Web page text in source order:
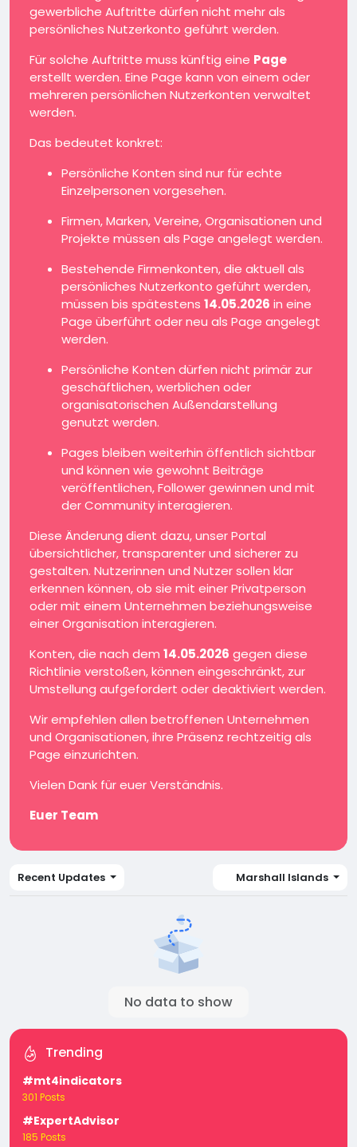
gewerbliche Auftritte dürfen nicht mehr als
persönliches Nutzerkonto geführt werden.
Für solche Auftritte muss künftig eine Page
erstellt werden. Eine Page kann von einem oder
mehreren persönlichen Nutzerkonten verwaltet
werden.
Das bedeutet konkret:
Persönliche Konten sind nur für echte
Einzelpersonen vorgesehen.
Firmen, Marken, Vereine, Organisationen und
Projekte müssen als Page angelegt werden.
Bestehende Firmenkonten, die aktuell als
persönliches Nutzerkonto geführt werden,
müssen bis spätestens 14.05.2026 in eine
Page überführt oder neu als Page angelegt
werden.
Persönliche Konten dürfen nicht primär zur
geschäftlichen, werblichen oder
organisatorischen Außendarstellung
genutzt werden.
Pages bleiben weiterhin öffentlich sichtbar
und können wie gewohnt Beiträge
veröffentlichen, Follower gewinnen und mit
der Community interagieren.
Diese Änderung dient dazu, unser Portal
übersichtlicher, transparenter und sicherer zu
gestalten. Nutzerinnen und Nutzer sollen klar
erkennen können, ob sie mit einer Privatperson
oder mit einem Unternehmen beziehungsweise
einer Organisation interagieren.
Konten, die nach dem 14.05.2026 gegen diese
Richtlinie verstoßen, können eingeschränkt, zur
Umstellung aufgefordert oder deaktiviert werden.
Wir empfehlen allen betroffenen Unternehmen
und Organisationen, ihre Präsenz rechtzeitig als
Page einzurichten.
Vielen Dank für euer Verständnis.
Euer Team
Recent Updates Marshall Islands
No data to show
Trending
#mt4indicators
301 Posts
#ExpertAdvisor
185 Posts